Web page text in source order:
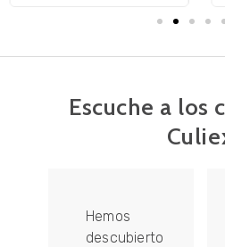
Escuche a los
Hemos
descubierto